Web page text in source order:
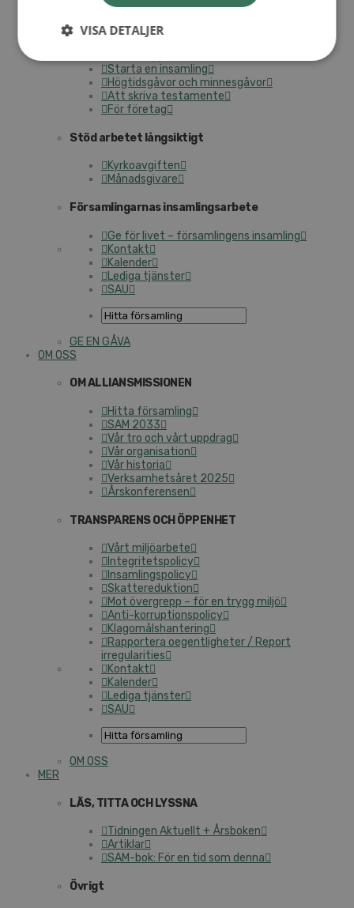
Starta en insamling
Högtidsgåvor och minnesgåvor
Att skriva testamente
För företag
Stöd arbetet långsiktigt
Kyrkoavgiften
Månadsgivare
Församlingarnas insamlingsarbete
Ge för livet – församlingens insamling
Kontakt
Kalender
Lediga tjänster
SAU
GE EN GÅVA
OM OSS
OM ALLIANSMISSIONEN
Hitta församling
SAM 2033
Vår tro och vårt uppdrag
Vår organisation
Vår historia
Verksamhetsåret 2025
Årskonferensen
TRANSPARENS OCH ÖPPENHET
Vårt miljöarbete
Integritetspolicy
Insamlingspolicy
Skattereduktion
Mot övergrepp – för en trygg miljö
Anti-korruptionspolicy
Klagomålshantering
Rapportera oegentligheter / Report
irregularities
Kontakt
Kalender
Lediga tjänster
SAU
OM OSS
MER
LÄS, TITTA OCH LYSSNA
Tidningen Aktuellt + Årsboken
Artiklar
SAM-bok: För en tid som denna
Övrigt
VISA DETALJER